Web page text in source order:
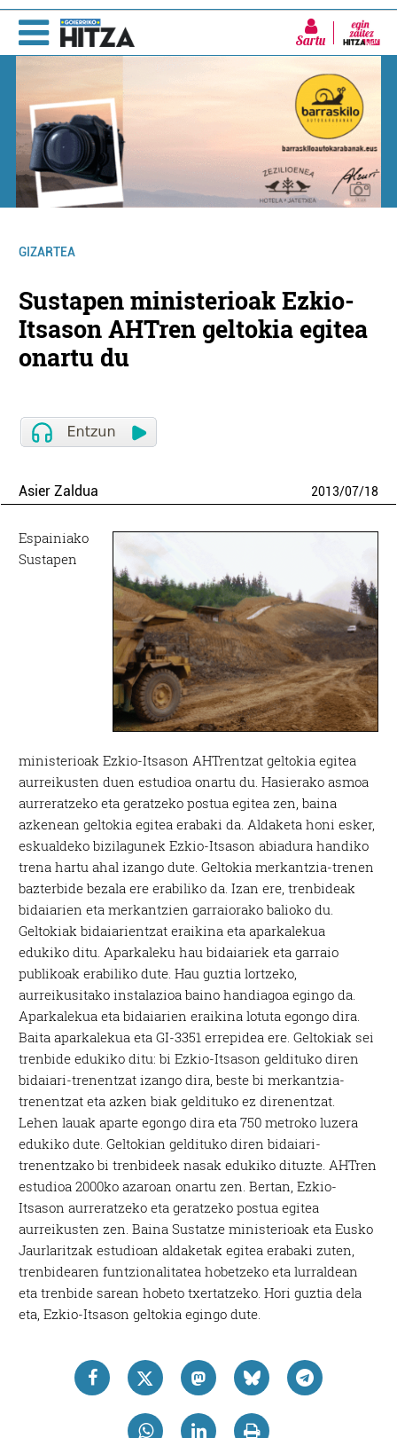
Sartu
GIZARTEA
Sustapen ministerioak Ezkio-
Itsason AHTren geltokia egitea
onartu du
Asier Zaldua 2013/07/18
Espainiako
Sustapen
ministerioak Ezkio-Itsason AHTrentzat geltokia egitea
aurreikusten duen estudioa onartu du. Hasierako asmoa
aurreratzeko eta geratzeko postua egitea zen, baina
azkenean geltokia egitea erabaki da. Aldaketa honi esker,
eskualdeko bizilagunek Ezkio-Itsason abiadura handiko
trena hartu ahal izango dute. Geltokia merkantzia-trenen
bazterbide bezala ere erabiliko da. Izan ere, trenbideak
bidaiarien eta merkantzien garraiorako balioko du.
Geltokiak bidaiarientzat eraikina eta aparkalekua
edukiko ditu. Aparkaleku hau bidaiariek eta garraio
publikoak erabiliko dute. Hau guztia lortzeko,
aurreikusitako instalazioa baino handiagoa egingo da.
Aparkalekua eta bidaiarien eraikina lotuta egongo dira.
Baita aparkalekua eta GI-3351 errepidea ere. Geltokiak sei
trenbide edukiko ditu: bi Ezkio-Itsason geldituko diren
bidaiari-trenentzat izango dira, beste bi merkantzia-
trenentzat eta azken biak geldituko ez direnentzat.
Lehen lauak aparte egongo dira eta 750 metroko luzera
edukiko dute. Geltokian geldituko diren bidaiari-
trenentzako bi trenbideek nasak edukiko dituzte. AHTren
estudioa 2000ko azaroan onartu zen. Bertan, Ezkio-
Itsason aurreratzeko eta geratzeko postua egitea
aurreikusten zen. Baina Sustatze ministerioak eta Eusko
Jaurlaritzak estudioan aldaketak egitea erabaki zuten,
trenbidearen funtzionalitatea hobetzeko eta lurraldean
eta trenbide sarean hobeto txertatzeko. Hori guztia dela
eta, Ezkio-Itsason geltokia egingo dute.